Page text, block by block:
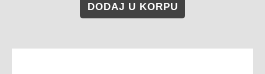
DODAJ U KORPU